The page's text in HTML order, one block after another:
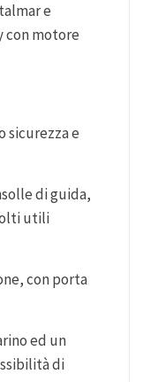
e
con motore
sicurezza e
di guida,
utili
con porta
ed un
di